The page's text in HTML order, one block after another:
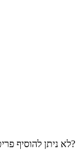
לא ניתן להוסיף פריט לסל ללא בדיקת איזור השילוח. האם ברצונך לסגור?